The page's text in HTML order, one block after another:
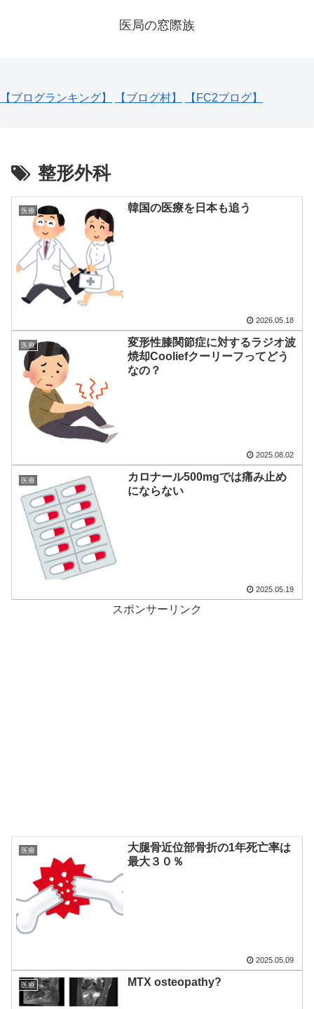
医局の窓際族
【ブログランキング】 【ブログ村】 【FC2ブログ】
整形外科
医療 韓国の医療を日本も追う
2026.05.18
医療
変形性膝関節症に対するラジオ波
焼却Cooliefクーリーフってどう
なの？
2025.08.02
医療
カロナール500mgでは痛み止め
にならない
2025.05.19
スポンサーリンク
医療
大腿骨近位部骨折の1年死亡率は
最大３０％
2025.05.09
医療 MTX osteopathy?